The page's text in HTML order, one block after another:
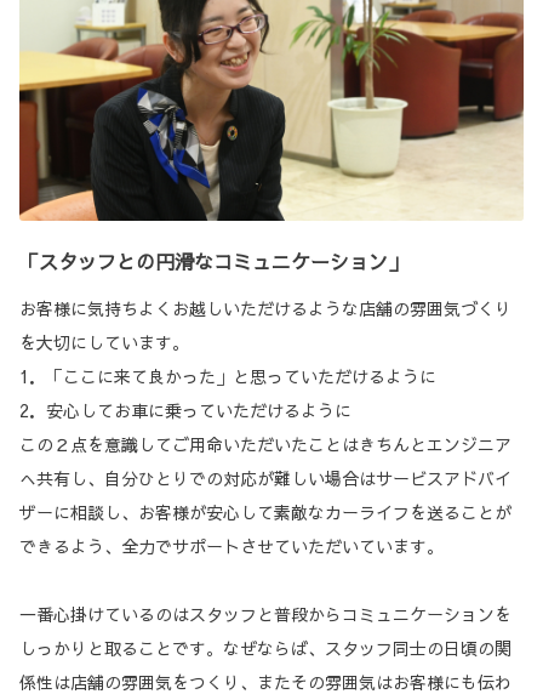
「スタッフとの円滑なコミュニケーション」
お客様に気持ちよくお越しいただけるような店舗の雰囲気づくり
を大切にしています。
1．「ここに来て良かった」と思っていただけるように
2．安心してお車に乗っていただけるように
この２点を意識してご用命いただいたことはきちんとエンジニア
へ共有し、自分ひとりでの対応が難しい場合はサービスアドバイ
ザーに相談し、お客様が安心して素敵なカーライフを送ることが
できるよう、全力でサポートさせていただいています。
一番心掛けているのはスタッフと普段からコミュニケーションを
しっかりと取ることです。なぜならば、スタッフ同士の日頃の関
係性は店舗の雰囲気をつくり、またその雰囲気はお客様にも伝わ